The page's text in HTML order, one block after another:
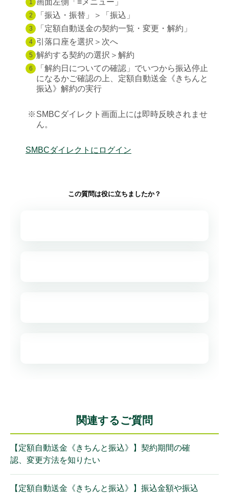
1
2 「振込・振替」＞「振込」
3 「定額自動送金の契約一覧・変更・解約」
4 引落口座を選択＞次へ
5 解約する契約の選択＞解約
6
「解約日についての確認」でいつから振込停止
になるかご確認の上、定額自動送金《きちんと
振込》解約の実行
※ SMBCダイレクト画面上には即時反映されませ
ん。
SMBCダイレクトにログイン
この質問は役に立ちましたか？
関連するご質問
【定額自動送金《きちんと振込》】契約期間の確
認、変更方法を知りたい
【定額自動送金《きちんと振込》】振込金額や振込